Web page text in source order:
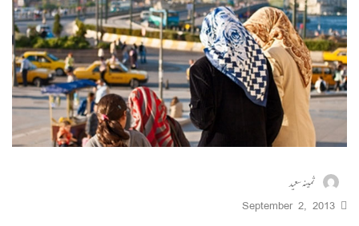
ثمینہ سعید
September 2, 2013